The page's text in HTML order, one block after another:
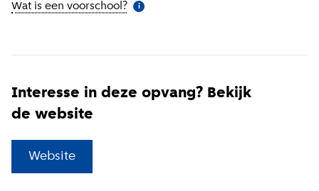
Wat is een voorschool? Meer informatie
i
Interesse in deze opvang? Bekijk
de website
Website